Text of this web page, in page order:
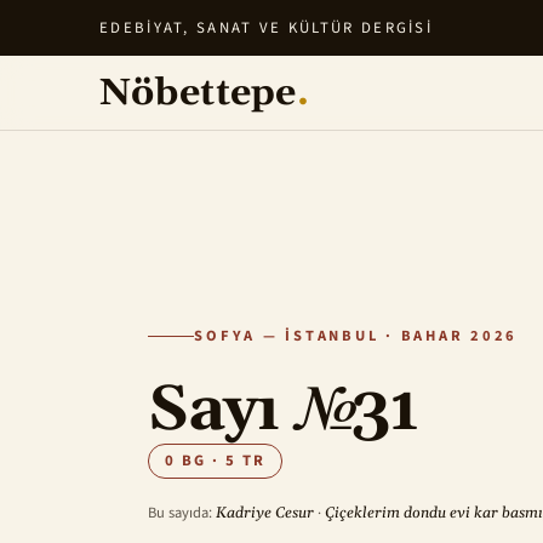
EDEBIYAT, SANAT VE KÜLTÜR DERGISI
Nöbettepe.
SOFYA — İSTANBUL · BAHAR 2026
Sayı№31
0 BG · 5 TR
Bu sayıda:Kadriye Cesur ·Çiçeklerim dondu evi kar